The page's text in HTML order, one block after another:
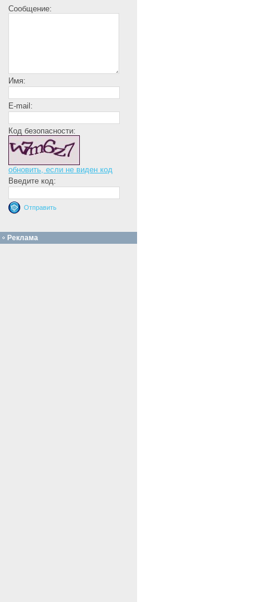
Сообщение:
Имя:
E-mail:
Код безопасности:
обновить, если не виден код
Введите код:
Реклама